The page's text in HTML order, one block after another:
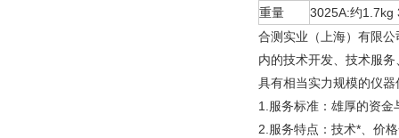
重量
3025A:约1.7kg
合测实业（上海）有限
内的技术开发、技术服
具有相当实力规模的仪
1.服务标准：雄厚的资
2.服务特点：技术*、价